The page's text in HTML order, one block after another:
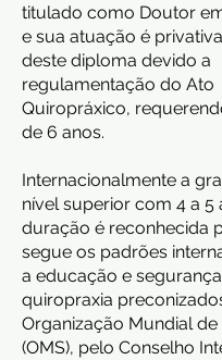
titulado como Doutor
e sua atuação é
deste diploma devido a
regulamentação do Ato
Quiropráxico,
de 6 anos.
Internacionalmente a
nível superior com 4 a 5
duração é reconhecida
segue os padrões
a educação e
quiropraxia
Organização Mundial de
(OMS), pelo Conselho